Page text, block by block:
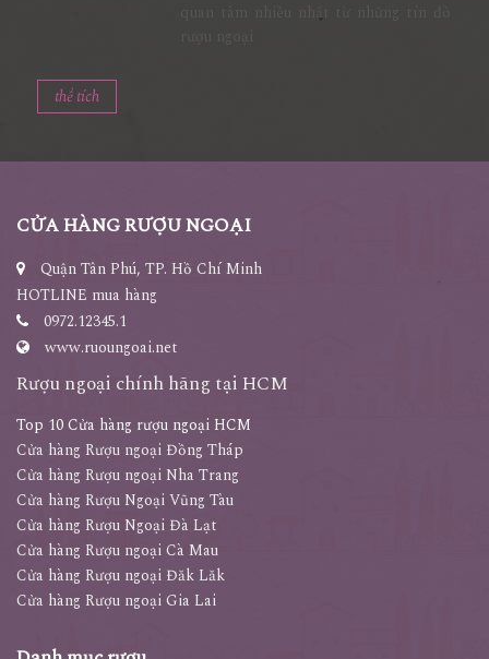
quan tâm nhiều nhất từ những tín đồ
thể tích
CỬA HÀNG RƯỢU NGOẠI
Quận Tân Phú, TP. Hồ Chí Minh
HOTLINE mua hàng
0972.12345.1
www.ruoungoai.net
Rượu ngoại chính hãng tại HCM
Top 10 Cửa hàng rượu ngoại HCM
Cửa hàng Rượu ngoại Đồng Tháp
Cửa hàng Rượu ngoại Nha Trang
Cửa hàng Rượu Ngoại Vũng Tàu
Cửa hàng Rượu Ngoại Đà Lạt
Cửa hàng Rượu ngoại Cà Mau
Cửa hàng Rượu ngoại Đăk Lăk
Cửa hàng Rượu ngoại Gia Lai